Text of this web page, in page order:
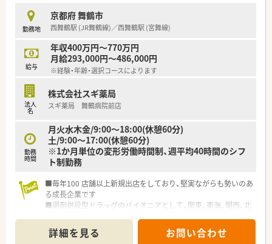
があるのも特徴です
勤務地
京都府 舞鶴市
西舞鶴駅 (JR舞鶴線)／西舞鶴駅 (宮舞線)
給与
年収400万円～770万円
月給293,000円～486,000円
※経験・年齢・選択コースによります
法人
名
株式会社スギ薬局
スギ薬局 舞鶴病院前店
勤務
時間
月火水木金/9:00～18:00(休憩60分)
土/9:00～17:00(休憩60分)
※1か月単位の変形労働時間制、週平均40時間のシフ
ト制勤務
■毎年100 店舗以上新規出店をしており、堅実ながらも勢いのあ
る成長企業です
■調剤併設型ドラッグのパイオニアとして、関東、東海、関西、北
■研修制度は様々なプランがあり、集合研修だけでなく任意で受
講可能な研修も幅広く用意されています
詳細を見る お問い合わせ